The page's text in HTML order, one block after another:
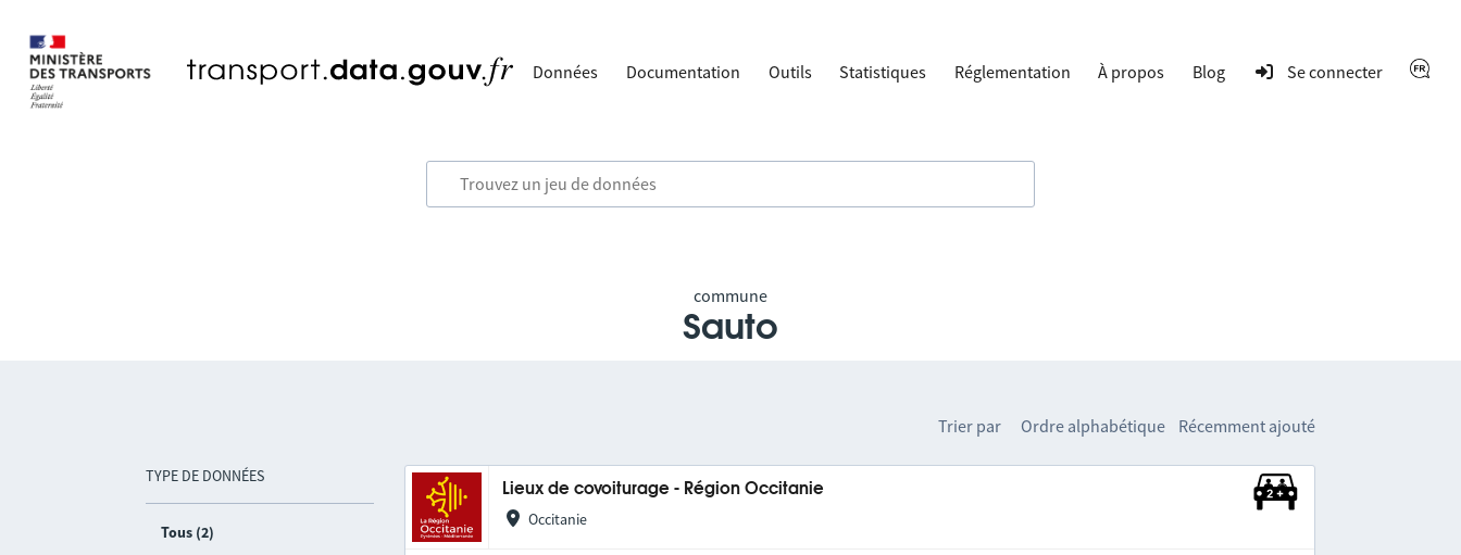
Données Documentation Outils Statistiques Réglementation À propos Blog Se connecter
commune
Sauto
TYPE DE DONNÉES
Tous (2)
Trier par Ordre alphabétique Récemment ajouté
Lieux de covoiturage - Région Occitanie
Occitanie